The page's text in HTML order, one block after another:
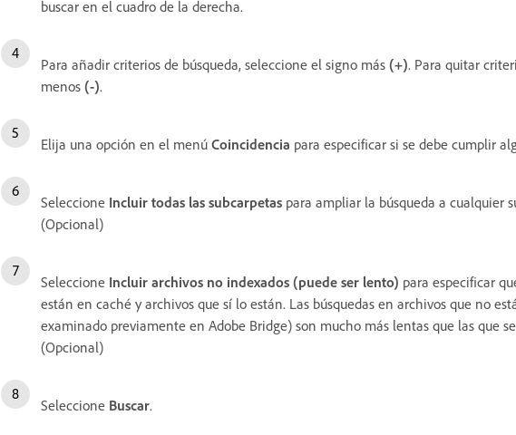
buscar en el cuadro de la derecha.
Para añadir criterios de búsqueda, seleccione el signo más (+). Para quitar
menos (-).
Elija una opción en el menú Coincidencia para especificar si se debe cumplir
Seleccione Incluir todas las subcarpetas para ampliar la búsqueda a cualquier
(Opcional)
Seleccione Incluir archivos no indexados (puede ser lento) para especificar
están en caché y archivos que sí lo están. Las búsquedas en archivos que no
examinado previamente en Adobe Bridge) son mucho más lentas que las que
(Opcional)
Seleccione Buscar.